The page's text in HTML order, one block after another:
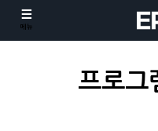
메뉴
프로그